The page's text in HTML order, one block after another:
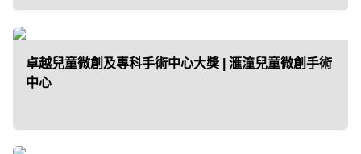
獎 2026」｜品牌招募
由於市場上針對幼兒階段的產品與
卓越兒童微創及專科手術中心大獎 | 滙潼兒童微創手術
中心